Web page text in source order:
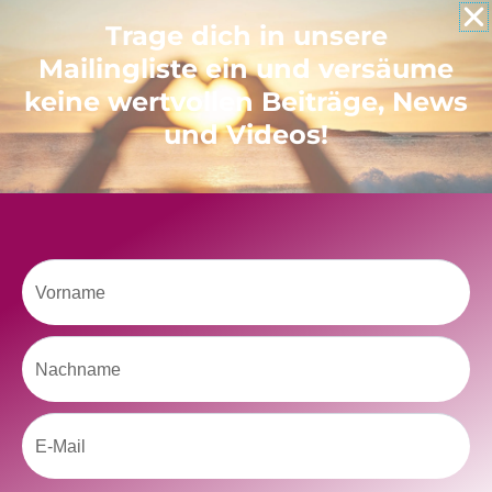
Like uns auf Facebook
Trage dich in unsere
Mailingliste ein und versäume
keine wertvollen Beiträge, News
und Videos!
Vorname
Nachname
Email